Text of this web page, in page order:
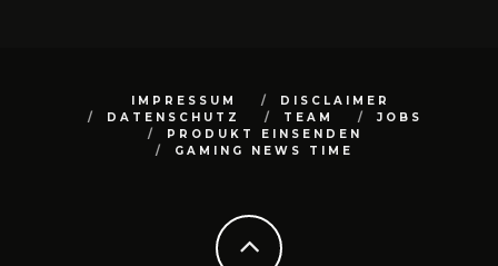
IMPRESSUM
DISCLAIMER
DATENSCHUTZ
TEAM
JOBS
PRODUKT EINSENDEN
GAMING NEWS TIME